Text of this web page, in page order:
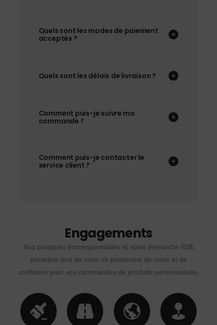
Quels sont les modes de paiement
acceptés ?
Quels sont les délais de livraison ?
Comment puis-je suivre ma
commande ?
Comment puis-je contacter le
service client ?
Engagements
Nos pratiques écoresponsables et notre démarche RSE
proactive font de nous un partenaire de choix et de
confiance pour vos commandes de produits personnalisés.